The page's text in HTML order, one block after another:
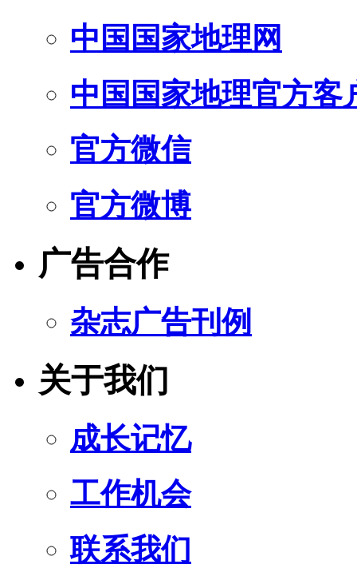
中国国家地理网
中国国家地理官方客
官方微信
官方微博
广告合作
杂志广告刊例
关于我们
成长记忆
工作机会
联系我们